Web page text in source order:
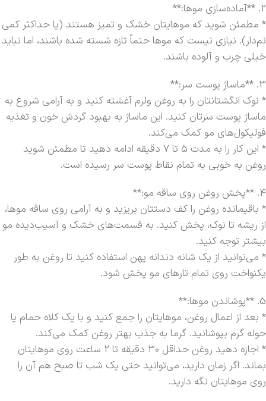
2. **آماده‌سازی موها:**
* مطمئن شوید که موهایتان خشک و تمیز هستند (یا حداکثر کمی
نم‌دار). نیازی نیست که موها حتماً تازه شسته شده باشند، اما نباید
خیلی چرب و آلوده باشند.
3. **ماساژ پوست سر:**
* نوک انگشتانتان را به روغن ولرم آغشته کنید و به آرامی شروع به
ماساژ پوست سرتان کنید. این ماساژ به بهبود گردش خون و تغذیه
فولیکول‌های مو کمک می‌کند.
* این کار را به مدت 5 تا 7 دقیقه ادامه دهید تا مطمئن شوید
روغن به خوبی به تمام نقاط پوست سر رسیده است.
4. **پخش روغن روی ساقه مو:**
* باقیمانده روغن را کف دستتان بریزید و به آرامی روی ساقه موها،
از ریشه تا نوک، پخش کنید. به قسمت‌های خشک و آسیب‌دیده مو
بیشتر توجه کنید.
* می‌توانید از یک شانه دندانه پهن استفاده کنید تا روغن به طور
یکنواخت روی تمام تارهای مو پخش شود.
5. **پوشاندن موها:**
* بعد از اعمال روغن، موهایتان را جمع کنید و با یک کلاه حمام یا
حوله گرم بپوشانید. گرما به جذب بهتر روغن کمک می‌کند.
* اجازه دهید روغن حداقل 30 دقیقه تا 2 ساعت روی موهایتان
بماند. اگر زمان دارید، می‌توانید حتی یک شب تا صبح هم آن را
روی موهایتان نگه دارید.